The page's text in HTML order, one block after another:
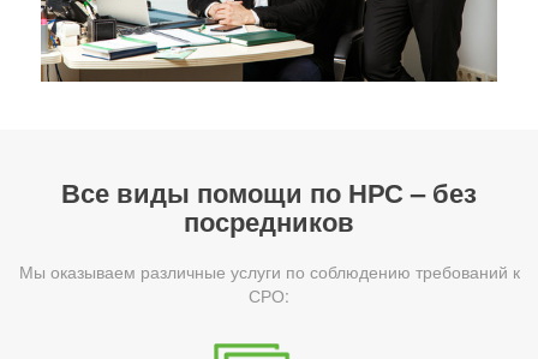
Все виды помощи по НРС – без
посредников
Мы оказываем различные услуги по соблюдению требований к
СРО: